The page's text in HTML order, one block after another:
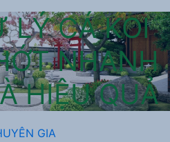
LÝ CÁ KOI
NHANH
HIỆU QUẢ
GIA